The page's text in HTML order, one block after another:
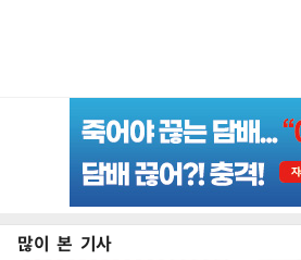
많이 본 기사